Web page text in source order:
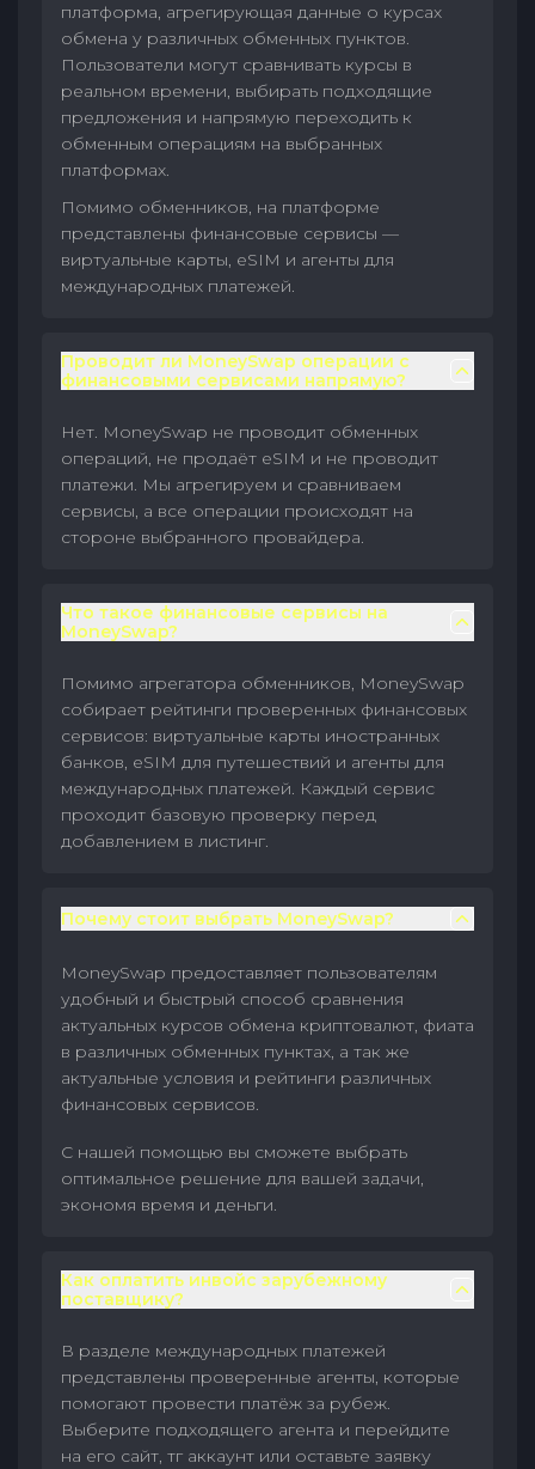
платформа, агрегирующая данные о курсах
обмена у различных обменных пунктов.
Пользователи могут сравнивать курсы в
реальном времени, выбирать подходящие
предложения и напрямую переходить к
обменным операциям на выбранных
платформах.
Помимо обменников, на платформе
представлены финансовые сервисы —
виртуальные карты, eSIM и агенты для
международных платежей.
Проводит ли MoneySwap операции с
финансовыми сервисами напрямую?
Нет. MoneySwap не проводит обменных
операций, не продаёт eSIM и не проводит
платежи. Мы агрегируем и сравниваем
сервисы, а все операции происходят на
стороне выбранного провайдера.
Что такое финансовые сервисы на
MoneySwap?
Помимо агрегатора обменников, MoneySwap
собирает рейтинги проверенных финансовых
сервисов: виртуальные карты иностранных
банков, eSIM для путешествий и агенты для
международных платежей. Каждый сервис
проходит базовую проверку перед
добавлением в листинг.
Почему стоит выбрать MoneySwap?
MoneySwap предоставляет пользователям
удобный и быстрый способ сравнения
актуальных курсов обмена криптовалют, фиата
в различных обменных пунктах, а так же
актуальные условия и рейтинги различных
финансовых сервисов.
С нашей помощью вы сможете выбрать
оптимальное решение для вашей задачи,
экономя время и деньги.
Как оплатить инвойс зарубежному
поставщику?
В разделе международных платежей
представлены проверенные агенты, которые
помогают провести платёж за рубеж.
Выберите подходящего агента и перейдите
на его сайт, тг аккаунт или оставьте заявку